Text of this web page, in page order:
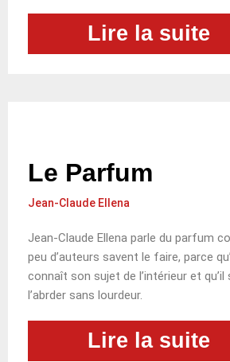
Lire la suite
Le Parfum
Jean-Claude Ellena
Jean-Claude Ellena parle du parfum
peu d’auteurs savent le faire, parce
connaît son sujet de l’intérieur et qu’il
l’abrder sans lourdeur.
Lire la suite